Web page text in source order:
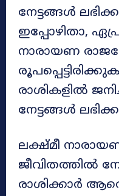
നേട്ടങ്ങൾ
ഇപ്പോഴിതാ,
നാരായണ
രാശികളിൽ
നേട്ടങ്ങൾ
ലക്ഷ്മീ
ജീവിതത്തിൽ
രാശിക്കാർ